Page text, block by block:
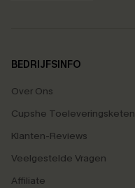
BEDRIJFSINFO
Over Ons
Cupshe Toeleveringsketen
Klanten-Reviews
Veelgestelde Vragen
Affiliate